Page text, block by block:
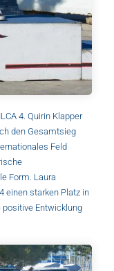
4. Quirin Klapper
den Gesamtsieg
Feld
Form. Laura
einen starken Platz in
positive Entwicklung